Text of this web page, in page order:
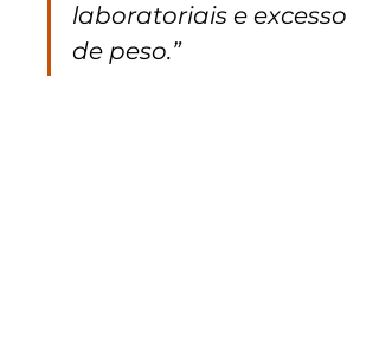
laboratoriais e excesso
de peso.”